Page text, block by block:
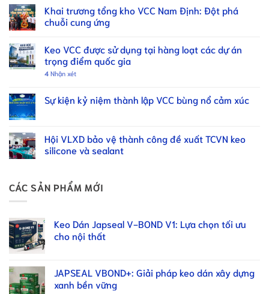
Khai trương tổng kho VCC Nam Định: Đột phá
chuỗi cung ứng
Keo VCC được sử dụng tại hàng loạt các dự án
trọng điểm quốc gia
4 Nhận xét
Sự kiện kỷ niệm thành lập VCC bùng nổ cảm xúc
Hội VLXD bảo vệ thành công đề xuất TCVN keo
silicone và sealant
CÁC SẢN PHẨM MỚI
Keo Dán Japseal V-BOND V1: Lựa chọn tối ưu
cho nội thất
JAPSEAL VBOND+: Giải pháp keo dán xây dựng
xanh bền vững